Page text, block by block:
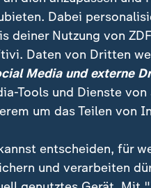
Hälfte wegen
Dabei
deiner Nutzung von
Daten von Dritten
Media und externe
Tools und Dienste
um das Teilen von
entscheiden, für
und verarbeiten